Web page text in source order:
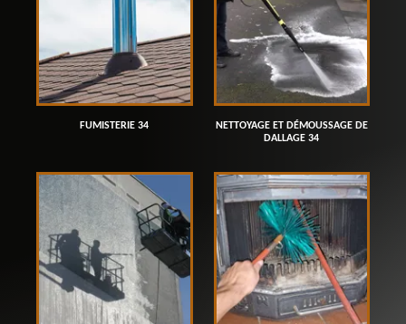
FUMISTERIE 34
NETTOYAGE ET DÉMOUSSAGE DE
DALLAGE 34